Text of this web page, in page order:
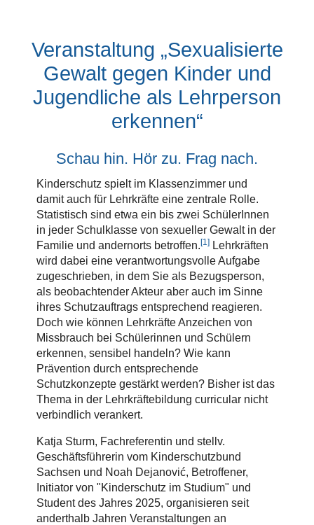
Veranstaltung „Sexualisierte
Gewalt gegen Kinder und
Jugendliche als Lehrperson
erkennen“
Schau hin. Hör zu. Frag nach.
Kinderschutz spielt im Klassenzimmer und
damit auch für Lehrkräfte eine zentrale Rolle.
Statistisch sind etwa ein bis zwei SchülerInnen
in jeder Schulklasse von sexueller Gewalt in der
Familie und andernorts betroffen.[1] Lehrkräften
wird dabei eine verantwortungsvolle Aufgabe
zugeschrieben, in dem Sie als Bezugsperson,
als beobachtender Akteur aber auch im Sinne
ihres Schutzauftrags entsprechend reagieren.
Doch wie können Lehrkräfte Anzeichen von
Missbrauch bei Schülerinnen und Schülern
erkennen, sensibel handeln? Wie kann
Prävention durch entsprechende
Schutzkonzepte gestärkt werden? Bisher ist das
Thema in der Lehrkräftebildung curricular nicht
verbindlich verankert.
Katja Sturm, Fachreferentin und stellv.
Geschäftsführerin vom Kinderschutzbund
Sachsen und Noah Dejanović, Betroffener,
Initiator von "Kinderschutz im Studium" und
Student des Jahres 2025, organisieren seit
anderthalb Jahren Veranstaltungen an